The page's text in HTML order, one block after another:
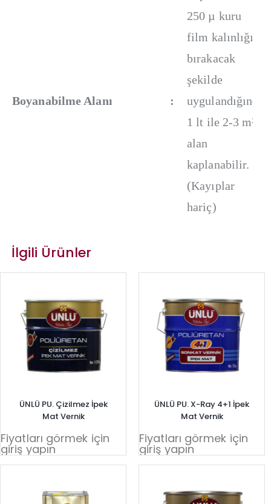
Boyanabilme Alanı :
250 µ kuru
film kalınlığı
bırakacak
şekilde
uygulandığında
1 lt ile 2-3 m²
alan
kaplanabilir.
(Kayıplar
hariç)
İlgili Ürünler
ÜNLÜ PU. Çizilmez İpek
Mat Vernik
Fiyatları görmek için
giriş yapın
ÜNLÜ PU. X-Ray 4+1 İpek
Mat Vernik
Fiyatları görmek için
giriş yapın